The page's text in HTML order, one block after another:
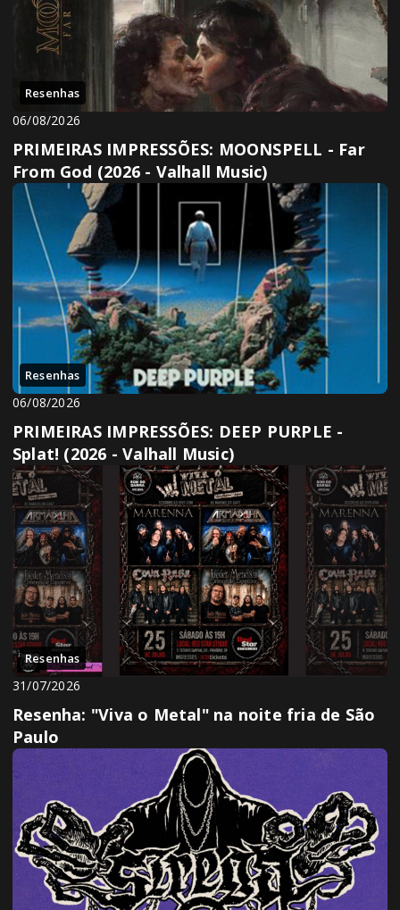
Resenhas
06/08/2026
PRIMEIRAS IMPRESSÕES: MOONSPELL - Far
From God (2026 - Valhall Music)
Resenhas
06/08/2026
PRIMEIRAS IMPRESSÕES: DEEP PURPLE -
Splat! (2026 - Valhall Music)
Resenhas
31/07/2026
Resenha: "Viva o Metal" na noite fria de São
Paulo